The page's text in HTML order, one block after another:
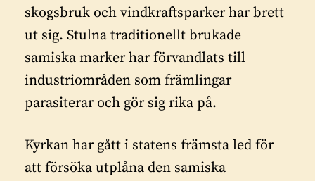
skogsbruk och vindkraftsparker har brett
ut sig. Stulna traditionellt brukade
samiska marker har förvandlats till
industriområden som främlingar
parasiterar och gör sig rika på.
Kyrkan har gått i statens främsta led för
att försöka utplåna den samiska